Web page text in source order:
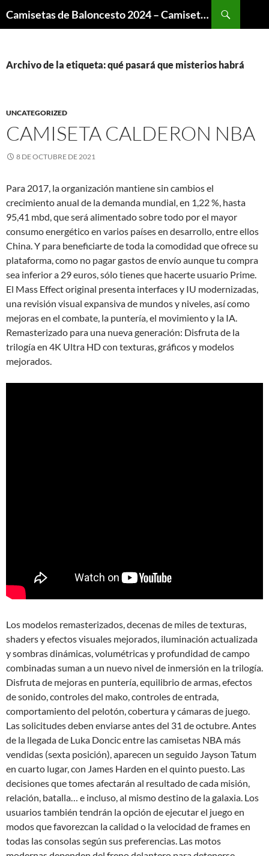
Camisetas de Baloncesto 2024 – Camisetas NBA
Archivo de la etiqueta: qué pasará que misterios habrá
UNCATEGORIZED
CAMISETA CALDERON NBA
8 DE OCTUBRE DE 2021
Para 2017, la organización mantiene sin cambios el
crecimiento anual de la demanda mundial, en 1,22 %, hasta
95,41 mbd, que será alimentado sobre todo por el mayor
consumo energético en varios países en desarrollo, entre ellos
China. Y para beneficiarte de toda la comodidad que ofrece su
plataforma, como no pagar gastos de envío aunque tu compra
sea inferior a 29 euros, sólo tienes que hacerte usuario Prime.
El Mass Effect original presenta interfaces y IU modernizadas,
una revisión visual expansiva de mundos y niveles, así como
mejoras en el combate, la puntería, el movimiento y la IA.
Remasterizado para una nueva generación: Disfruta de la
trilogía en 4K Ultra HD con texturas, gráficos y modelos
mejorados.
Los modelos remasterizados, decenas de miles de texturas,
shaders y efectos visuales mejorados, iluminación actualizada
y sombras dinámicas, volumétricas y profundidad de campo
combinadas suman a un nuevo nivel de inmersión en la trilogía.
Disfruta de mejoras en puntería, equilibrio de armas, efectos
de sonido, controles del mako, controles de entrada,
comportamiento del pelotón, cobertura y cámaras de juego.
Las solicitudes deben enviarse antes del 31 de octubre. Antes
de la llegada de Luka Doncic entre las camisetas NBA más
vendidas (sexta posición), aparecen un seguido Jayson Tatum
en cuarto lugar, con James Harden en el quinto puesto. Las
decisiones que tomes afectarán al resultado de cada misión,
relación, batalla… e incluso, al mismo destino de la galaxia. Los
usuarios también tendrán la opción de ejecutar el juego en
modos que favorezcan la calidad o la velocidad de frames en
todas las consolas según sus preferencias. Las motos